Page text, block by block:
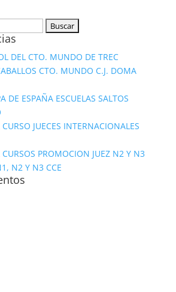
DEL CTO. MUNDO DE TREC
CTO. MUNDO C.J. DOMA
DE ESPAÑA ESCUELAS SALTOS
JUECES INTERNACIONALES
PROMOCION JUEZ N2 Y N3
N2 Y N3 CCE